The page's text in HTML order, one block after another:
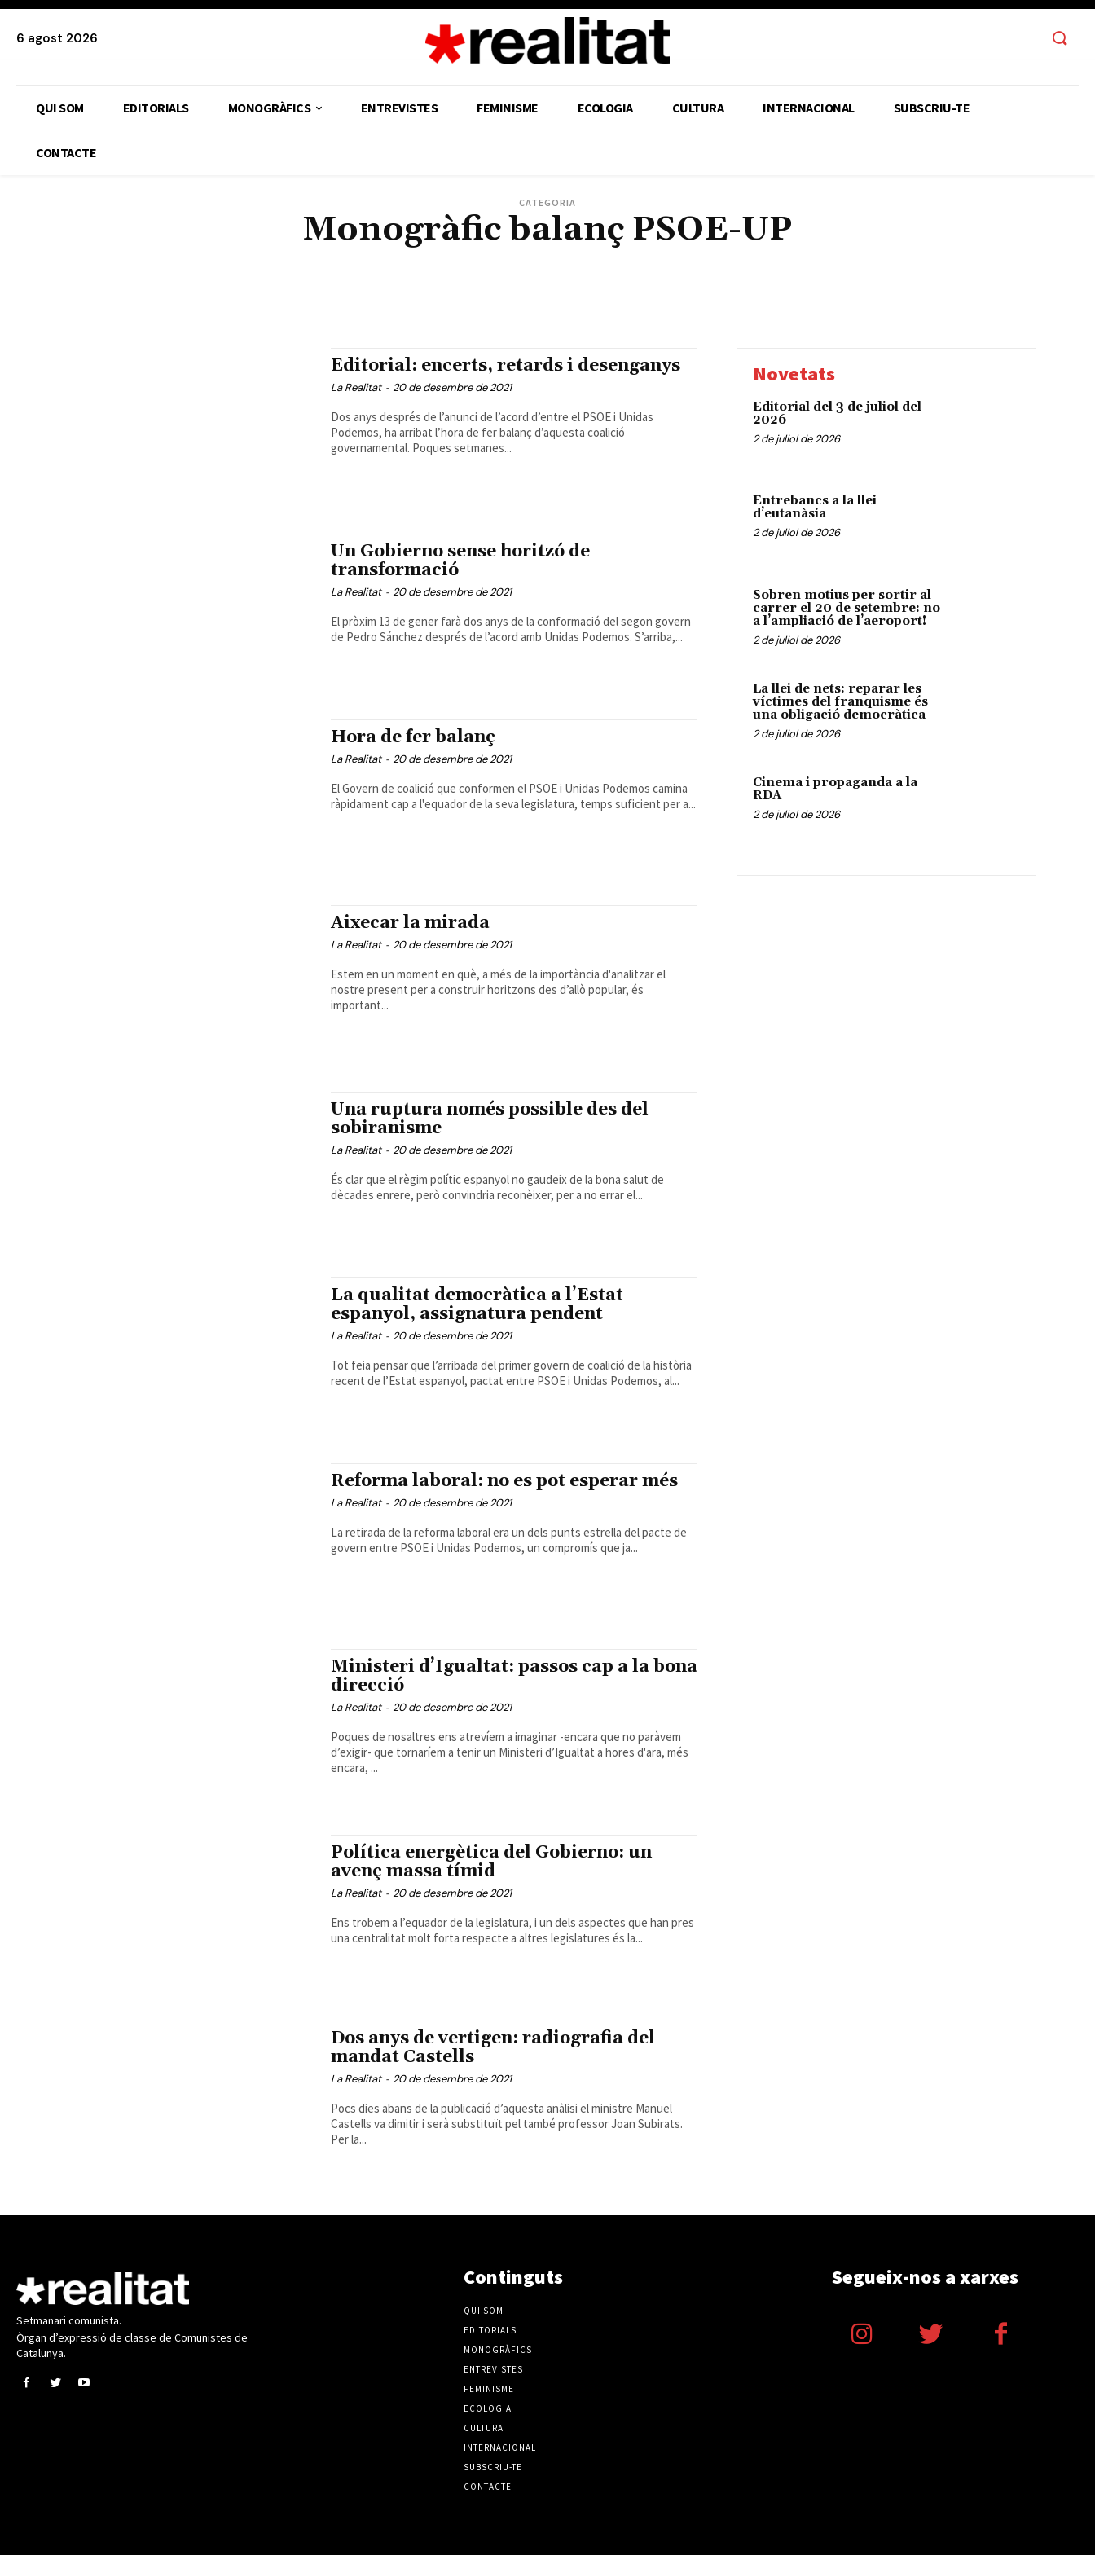
6 agost 2026
QUI SOM EDITORIALS MONOGRÀFICS ENTREVISTES FEMINISME ECOLOGIA CULTURA INTERNACIONAL SUBSCRIU-TE
CONTACTE
CATEGORIA
Monogràfic balanç PSOE-UP
Editorial: encerts, retards i desenganys
La Realitat - 20 de desembre de 2021
Dos anys després de l’anunci de l’acord d’entre el PSOE i Unidas
Podemos, ha arribat l’hora de fer balanç d’aquesta coalició
governamental. Poques setmanes...
Un Gobierno sense horitzó de
transformació
La Realitat - 20 de desembre de 2021
El pròxim 13 de gener farà dos anys de la conformació del segon govern
de Pedro Sánchez després de l’acord amb Unidas Podemos. S’arriba,...
Hora de fer balanç
La Realitat - 20 de desembre de 2021
El Govern de coalició que conformen el PSOE i Unidas Podemos camina
ràpidament cap a l'equador de la seva legislatura, temps suficient per a...
Aixecar la mirada
La Realitat - 20 de desembre de 2021
Estem en un moment en què, a més de la importància d'analitzar el
nostre present per a construir horitzons des d’allò popular, és
important...
Una ruptura només possible des del
sobiranisme
La Realitat - 20 de desembre de 2021
És clar que el règim polític espanyol no gaudeix de la bona salut de
dècades enrere, però convindria reconèixer, per a no errar el...
La qualitat democràtica a l’Estat
espanyol, assignatura pendent
La Realitat - 20 de desembre de 2021
Tot feia pensar que l’arribada del primer govern de coalició de la història
recent de l’Estat espanyol, pactat entre PSOE i Unidas Podemos, al...
Reforma laboral: no es pot esperar més
La Realitat - 20 de desembre de 2021
La retirada de la reforma laboral era un dels punts estrella del pacte de
govern entre PSOE i Unidas Podemos, un compromís que ja...
Ministeri d’Igualtat: passos cap a la bona
direcció
La Realitat - 20 de desembre de 2021
Poques de nosaltres ens atrevíem a imaginar -encara que no paràvem
d’exigir- que tornaríem a tenir un Ministeri d’Igualtat a hores d'ara, més
encara, ...
Política energètica del Gobierno: un
avenç massa tímid
La Realitat - 20 de desembre de 2021
Ens trobem a l’equador de la legislatura, i un dels aspectes que han pres
una centralitat molt forta respecte a altres legislatures és la...
Dos anys de vertigen: radiografia del
mandat Castells
La Realitat - 20 de desembre de 2021
Pocs dies abans de la publicació d’aquesta anàlisi el ministre Manuel
Castells va dimitir i serà substituït pel també professor Joan Subirats.
Per la...
Novetats
Editorial del 3 de juliol del
2026
2 de juliol de 2026
Entrebancs a la llei
d’eutanàsia
2 de juliol de 2026
Sobren motius per sortir al
carrer el 20 de setembre: no
a l’ampliació de l’aeroport!
2 de juliol de 2026
La llei de nets: reparar les
víctimes del franquisme és
una obligació democràtica
2 de juliol de 2026
Cinema i propaganda a la
RDA
2 de juliol de 2026
Setmanari comunista.
Òrgan d’expressió de classe de Comunistes de
Catalunya.
Continguts
QUI SOM
EDITORIALS
MONOGRÀFICS
ENTREVISTES
FEMINISME
ECOLOGIA
CULTURA
INTERNACIONAL
SUBSCRIU-TE
CONTACTE
Segueix-nos a xarxes